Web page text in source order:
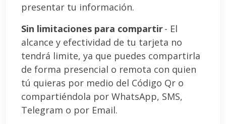
presentar tu información.
Sin limitaciones para compartir- El
alcance y efectividad de tu tarjeta no
tendrá limite, ya que puedes compartirla
de forma presencial o remota con quien
tú quieras por medio del Código Qr o
compartiéndola por WhatsApp, SMS,
Telegram o por Email.